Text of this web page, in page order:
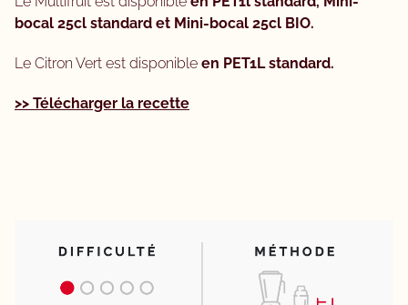
bocal 25cl standard et Mini-bocal 25cl BIO.
Le Citron Vert est disponible en PET1L standard.
>> Télécharger la recette